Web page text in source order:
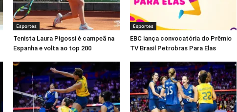
Esportes
Tenista Laura Pigossi é campeã na
Espanha e volta ao top 200
Esportes
EBC lança convocatória do Prêmio
TV Brasil Petrobras Para Elas